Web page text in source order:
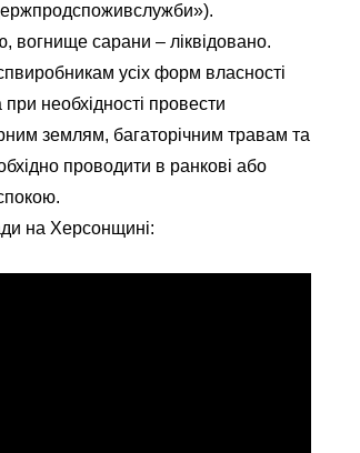
вогнище сарани – ліквідовано.
усіх форм власності
необхідності провести
землям, багаторічним травам та
проводити в ранкові або
на Херсонщині: